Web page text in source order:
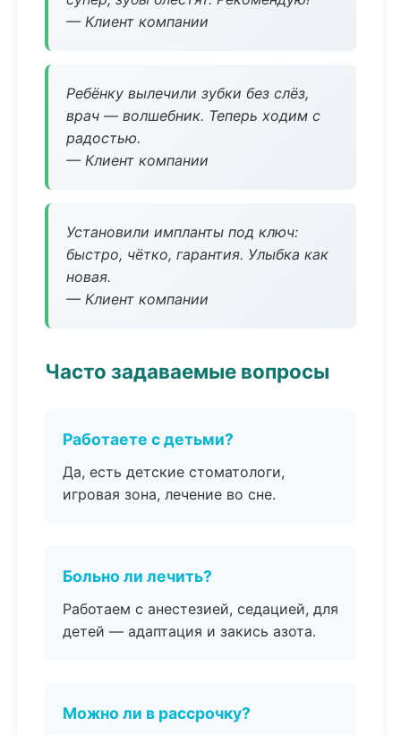
— Клиент компании
Ребёнку вылечили зубки без слёз,
врач — волшебник. Теперь ходим с
радостью.
— Клиент компании
Установили импланты под ключ:
быстро, чётко, гарантия. Улыбка как
новая.
— Клиент компании
Часто задаваемые вопросы
Работаете с детьми?
Да, есть детские стоматологи,
игровая зона, лечение во сне.
Больно ли лечить?
Работаем с анестезией, седацией, для
детей — адаптация и закись азота.
Можно ли в рассрочку?